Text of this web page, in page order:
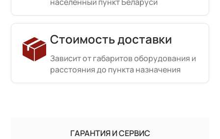
Стоимость доставки
Зависит от габаритов оборудования и
расстояния до пункта назначения
ГАРАНТИЯ И СЕРВИС